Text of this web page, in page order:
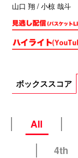
山口 翔 / 小椋 哉斗
ボックススコア
All
4th